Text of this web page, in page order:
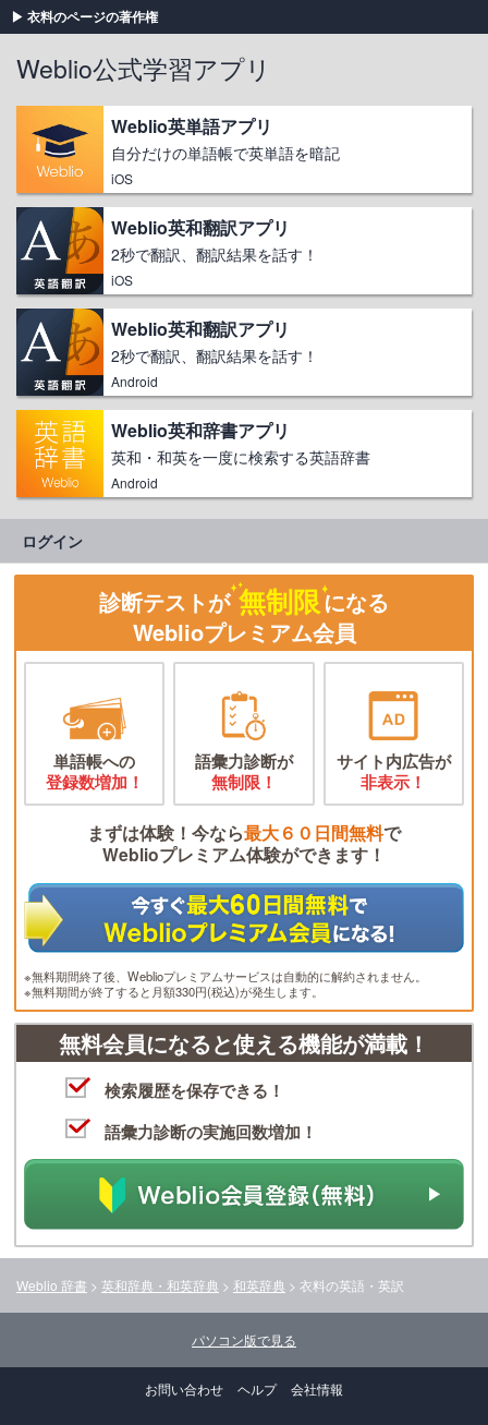
衣料のページの著作権
Weblio公式学習アプリ
Weblio英単語アプリ
自分だけの単語帳で英単語を暗記
iOS
Weblio英和翻訳アプリ
2秒で翻訳、翻訳結果を話す！
iOS
Weblio英和翻訳アプリ
2秒で翻訳、翻訳結果を話す！
Android
Weblio英和辞書アプリ
英和・和英を一度に検索する英語辞書
Android
ログイン
診断テストが 無制限になる
Weblioプレミアム会員
単語帳への
登録数増加！
語彙力診断が
無制限！
サイト内広告が
非表示！
まずは体験！今なら最大６０日間無料で
Weblioプレミアム体験ができます！
※無料期間終了後、Weblioプレミアムサービスは自動的に解約されません。
※無料期間が終了すると月額330円(税込)が発生します。
無料会員になると使える機能が満載！
検索履歴を保存できる！
語彙力診断の実施回数増加！
Weblio 辞書 > 英和辞典・和英辞典 > 和英辞典 > 衣料の英語・英訳
パソコン版で見る
お問い合わせ ヘルプ 会社情報